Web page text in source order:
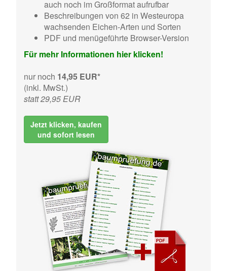
auch noch im Großformat aufrufbar
Beschreibungen von 62 in Westeuropa
wachsenden Eichen-Arten und Sorten
PDF und menügeführte Browser-Version
Für mehr Informationen hier klicken!
nur noch 14,95 EUR*
(inkl. MwSt.)
statt 29,95 EUR
Jetzt klicken, kaufen
und sofort lesen